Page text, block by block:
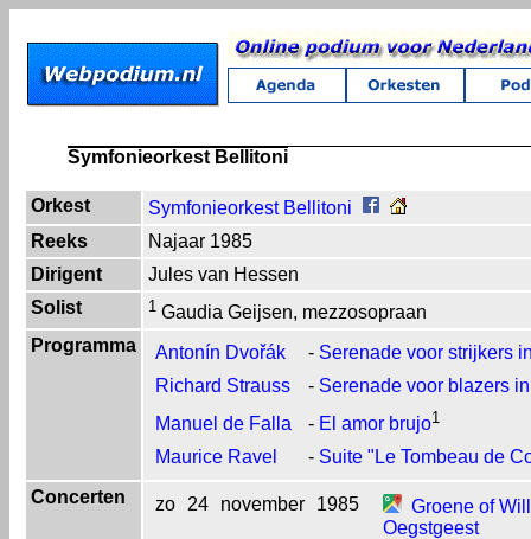
Symfonieorkest Bellitoni
Orkest
Symfonieorkest Bellitoni
Reeks
Najaar 1985
Dirigent
Jules van Hessen
Solist
1 Gaudia Geijsen, mezzosopraan
Programma
Antonín Dvořák - Serenade voor strijkers
Richard Strauss
- Serenade voor blazers
Manuel de Falla
- El amor brujo1
Maurice Ravel - Suite "Le Tombeau de
Concerten
zo 24 november 1985
Groene of
Oegstgeest